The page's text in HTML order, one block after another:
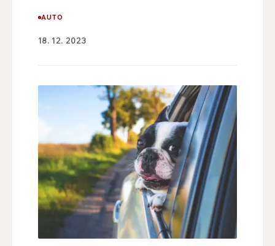
AUTO
18. 12. 2023